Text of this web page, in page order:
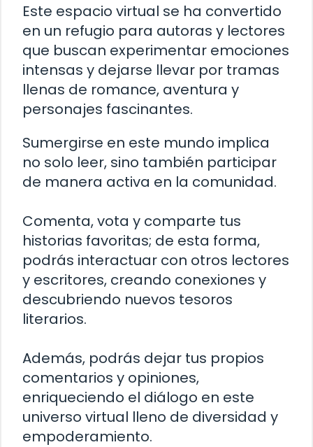
Este espacio virtual se ha convertido
en un refugio para autoras y lectores
que buscan experimentar emociones
intensas y dejarse llevar por tramas
llenas de romance, aventura y
personajes fascinantes.
Sumergirse en este mundo implica
no solo leer, sino también participar
de manera activa en la comunidad.
Comenta, vota y comparte tus
historias favoritas; de esta forma,
podrás interactuar con otros lectores
y escritores, creando conexiones y
descubriendo nuevos tesoros
literarios.
Además, podrás dejar tus propios
comentarios y opiniones,
enriqueciendo el diálogo en este
universo virtual lleno de diversidad y
empoderamiento.